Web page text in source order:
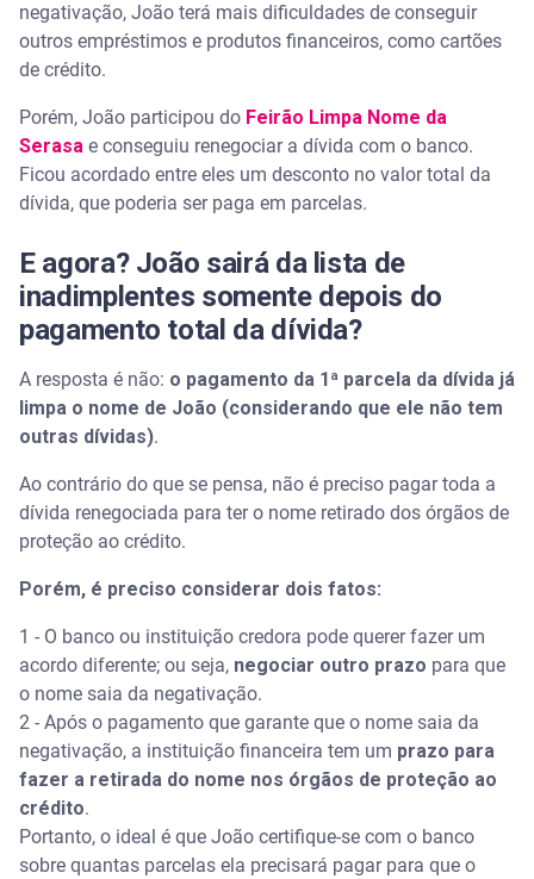
negativação, João terá mais dificuldades de conseguir
outros empréstimos e produtos financeiros, como cartões
de crédito.
Porém, João participou do Feirão Limpa Nome da
Serasa e conseguiu renegociar a dívida com o banco.
Ficou acordado entre eles um desconto no valor total da
dívida, que poderia ser paga em parcelas.
E agora? João sairá da lista de
inadimplentes somente depois do
pagamento total da dívida?
A resposta é não: o pagamento da 1ª parcela da dívida já
limpa o nome de João (considerando que ele não tem
outras dívidas).
Ao contrário do que se pensa, não é preciso pagar toda a
dívida renegociada para ter o nome retirado dos órgãos de
proteção ao crédito.
Porém, é preciso considerar dois fatos:
1 - O banco ou instituição credora pode querer fazer um
acordo diferente; ou seja, negociar outro prazo para que
o nome saia da negativação.
2 - Após o pagamento que garante que o nome saia da
negativação, a instituição financeira tem um prazo para
fazer a retirada do nome nos órgãos de proteção ao
crédito.
Portanto, o ideal é que João certifique-se com o banco
sobre quantas parcelas ela precisará pagar para que o